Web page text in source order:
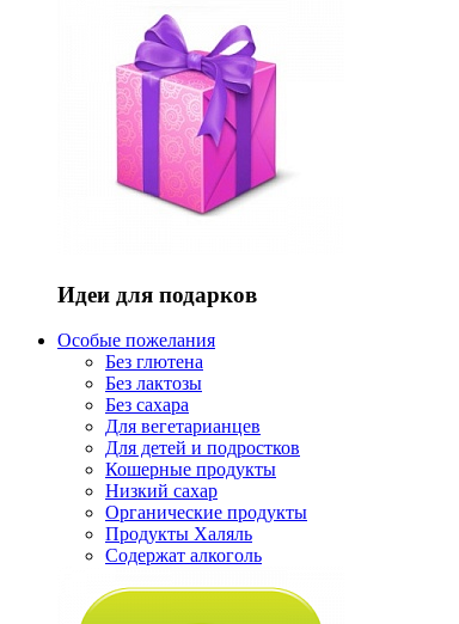
Идеи для подарков
Особые пожелания
Без глютена
Без лактозы
Без сахара
Для вегетарианцев
Для детей и подростков
Кошерные продукты
Низкий сахар
Органические продукты
Продукты Халяль
Содержат алкоголь